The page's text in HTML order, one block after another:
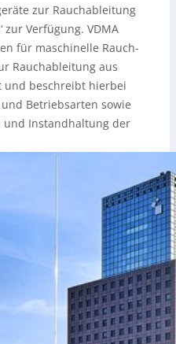
zur Rauchableitung
zur Verfügung. VDMA
für maschinelle Rauch-
Rauchableitung aus
und beschreibt hierbei
Betriebsarten sowie
Instandhaltung der